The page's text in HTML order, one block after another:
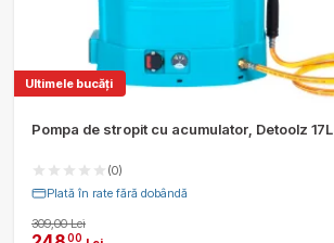
Ultimele bucăți
Pompa de stropit cu acumulator, Detoolz 17L
(0)
Plată în rate fără dobândă
309,00 Lei
00